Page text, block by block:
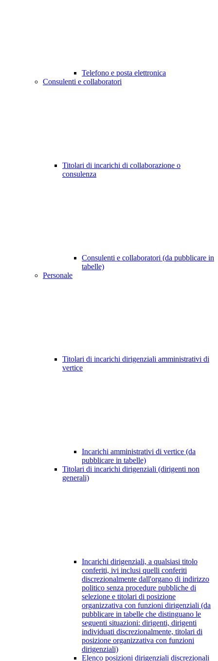
Telefono e posta elettronica
Consulenti e collaboratori
Titolari di incarichi di collaborazione o
consulenza
Consulenti e collaboratori (da pubblicare in
tabelle)
Personale
Titolari di incarichi dirigenziali amministrativi di
vertice
Incarichi amministrativi di vertice (da
pubblicare in tabelle)
Titolari di incarichi dirigenziali (dirigenti non
generali)
Incarichi dirigenziali, a qualsiasi titolo
conferiti, ivi inclusi quelli conferiti
discrezionalmente dall'organo di indirizzo
politico senza procedure pubbliche di
selezione e titolari di posizione
organizzativa con funzioni dirigenziali (da
pubblicare in tabelle che distinguano le
seguenti situazioni: dirigenti, dirigenti
individuati discrezionalmente, titolari di
posizione organizzativa con funzioni
dirigenziali)
Elenco posizioni dirigenziali discrezionali